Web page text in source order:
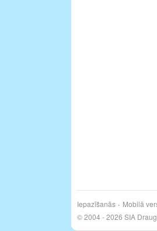
Iepazīšanās Mobilā
© 2004 - 2026 SIA